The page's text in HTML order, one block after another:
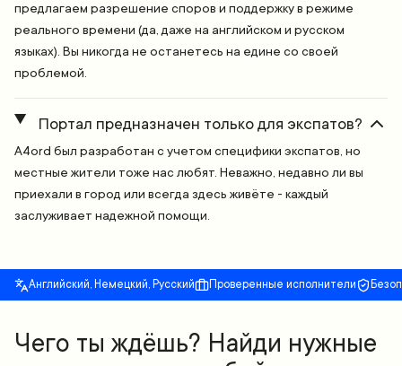
предлагаем разрешение споров и поддержку в режиме
реального времени (да, даже на английском и русском
языках). Вы никогда не останетесь на едине со своей
проблемой.
Портал предназначен только для экспатов?
A4ord был разработан с учетом специфики экспатов, но
местные жители тоже нас любят. Неважно, недавно ли вы
приехали в город или всегда здесь живёте - каждый
заслуживает надежной помощи.
Английский, Немецкий, Русский Проверенные исполнители
Чего ты ждёшь? Найди нужные